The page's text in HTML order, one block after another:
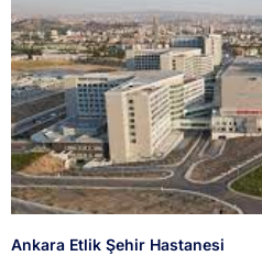
Ankara Etlik Şehir Hastanesi